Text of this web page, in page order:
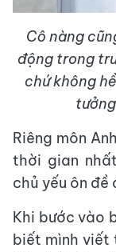
Cô nàng
động trong
chứ không
Riêng môn
thời gian
chủ yếu ôn đề
Khi bước vào
biết mình viết